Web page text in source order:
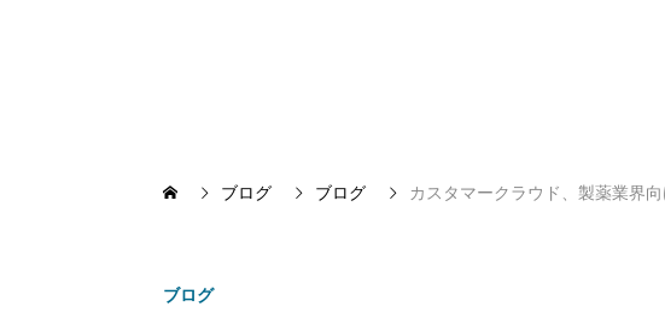
ブログ ブログ カスタマークラウド、製薬業界
ブログ